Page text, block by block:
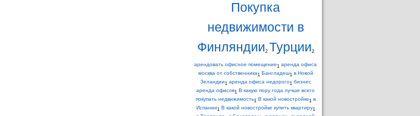
Покупка
недвижимости в
Финляндии2 Турции2
арендовать офисное помещение1 аренда офиса
москва от собственника1 Бангладеш1 в Новой
Зеландии1 аренда офиса недорого1 бизнес
аренда офисов1 В какую пору года лучше всего
покупать недвижимость1 В какой новостройке1 в
Испании1 В какой новостройке купить квартиру1